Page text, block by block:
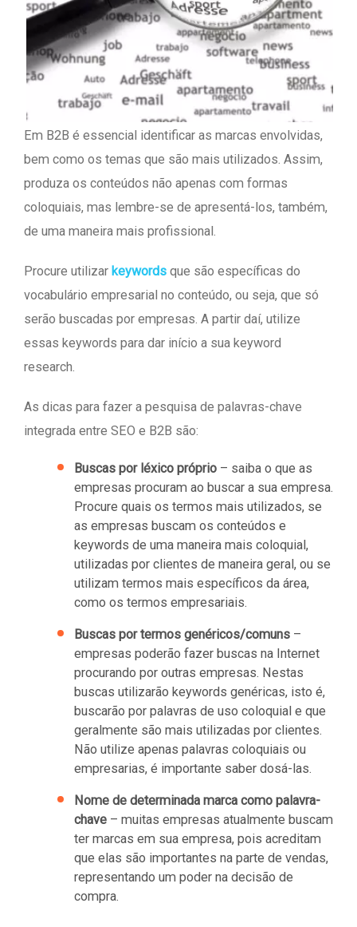
Em B2B é essencial identificar as marcas envolvidas,
bem como os temas que são mais utilizados. Assim,
produza os conteúdos não apenas com formas
coloquiais, mas lembre-se de apresentá-los, também,
de uma maneira mais profissional.
Procure utilizar keywords que são específicas do
vocabulário empresarial no conteúdo, ou seja, que só
serão buscadas por empresas. A partir daí, utilize
essas keywords para dar início a sua keyword
research.
As dicas para fazer a pesquisa de palavras-chave
integrada entre SEO e B2B são:
Buscas por léxico próprio – saiba o que as
empresas procuram ao buscar a sua empresa.
Procure quais os termos mais utilizados, se
as empresas buscam os conteúdos e
keywords de uma maneira mais coloquial,
utilizadas por clientes de maneira geral, ou se
utilizam termos mais específicos da área,
como os termos empresariais.
Buscas por termos genéricos/comuns –
empresas poderão fazer buscas na Internet
procurando por outras empresas. Nestas
buscas utilizarão keywords genéricas, isto é,
buscarão por palavras de uso coloquial e que
geralmente são mais utilizadas por clientes.
Não utilize apenas palavras coloquiais ou
empresarias, é importante saber dosá-las.
Nome de determinada marca como palavra-
chave – muitas empresas atualmente buscam
ter marcas em sua empresa, pois acreditam
que elas são importantes na parte de vendas,
representando um poder na decisão de
compra.